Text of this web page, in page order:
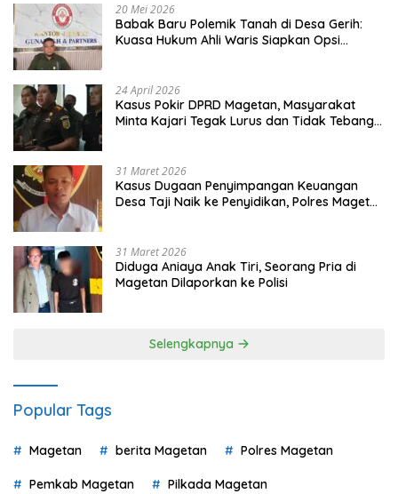
20 Mei 2026
Babak Baru Polemik Tanah di Desa Gerih:
Kuasa Hukum Ahli Waris Siapkan Opsi
24 April 2026
Kasus Pokir DPRD Magetan, Masyarakat
Minta Kajari Tegak Lurus dan Tidak Tebang
31 Maret 2026
Kasus Dugaan Penyimpangan Keuangan
Desa Taji Naik ke Penyidikan, Polres Magetan
31 Maret 2026
Diduga Aniaya Anak Tiri, Seorang Pria di
Magetan Dilaporkan ke Polisi
Selengkapnya
Popular Tags
Magetan berita Magetan Polres Magetan
Pemkab Magetan Pilkada Magetan